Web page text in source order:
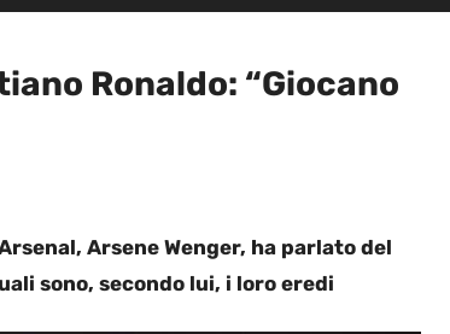
Ronaldo: “Giocano
Arsene Wenger, ha parlato del
sono, secondo lui, i loro eredi